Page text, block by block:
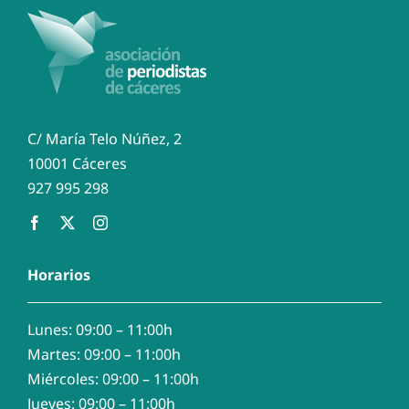
C/ María Telo Núñez, 2
10001 Cáceres
927 995 298
Horarios
Lunes: 09:00 – 11:00h
Martes: 09:00 – 11:00h
Miércoles: 09:00 – 11:00h
Jueves: 09:00 – 11:00h